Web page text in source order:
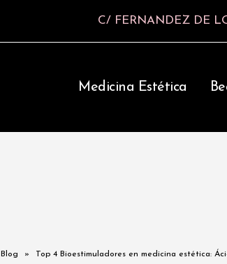
C/ FERNANDEZ DE
Medicina Estética
Blog » Top 4 Bioestimuladores en medicina estética: